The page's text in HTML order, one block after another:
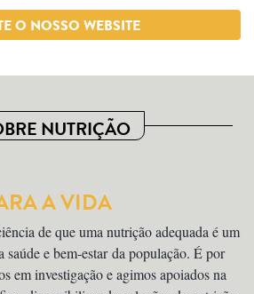
O NOSSO WEBSITE
NUTRIÇÃO
A VIDA
de que uma nutrição adequada é um
saúde e bem-estar da população. É por
em investigação e agimos apoiados na